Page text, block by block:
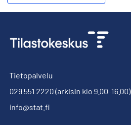
Tietopalvelu
029 551 2220 (arkisin klo 9.00-16.00)
info@stat.fi